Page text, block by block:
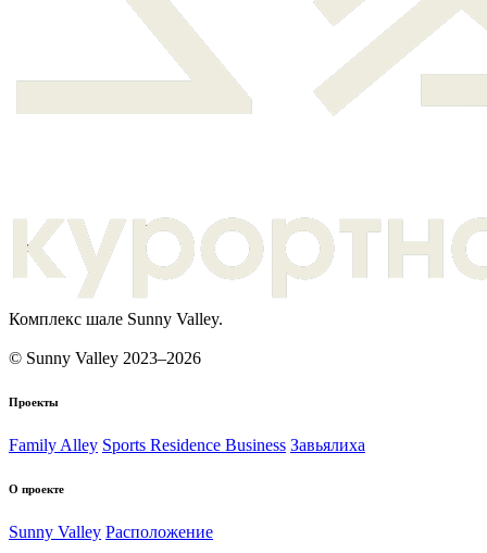
Комплекс шале Sunny Valley.
© Sunny Valley 2023–2026
Проекты
Family Alley Sports Residence Business Завьялиха
О проекте
Sunny Valley Расположение